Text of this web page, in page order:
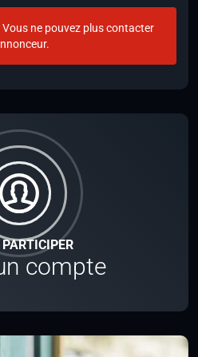
PARTICIPER
compte
ne pouvez plus contacter